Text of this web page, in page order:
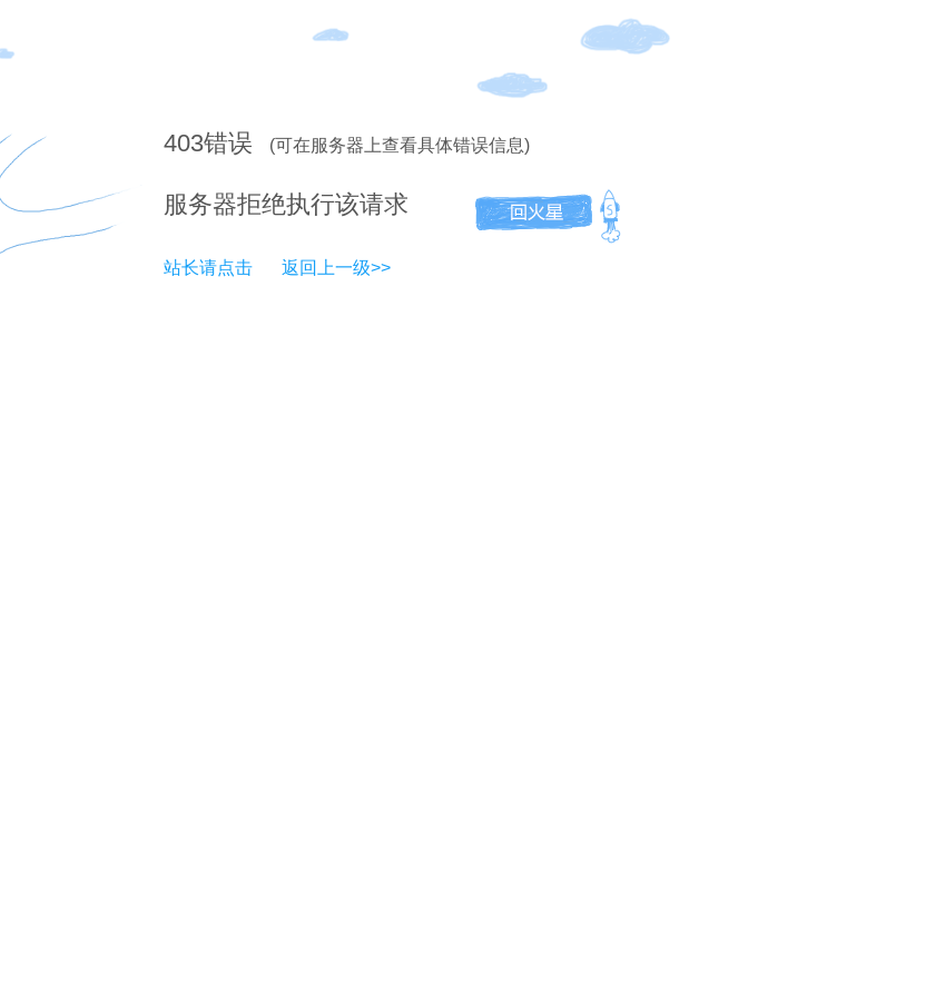
403错误 (可在服务器上查看具体错误信息)
服务器拒绝执行该请求
站长请点击 返回上一级>>